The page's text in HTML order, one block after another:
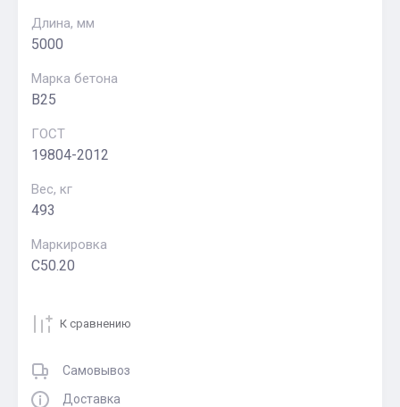
Длина, мм
5000
Марка бетона
В25
ГОСТ
19804-2012
Вес, кг
493
Маркировка
С50.20
К сравнению
Самовывоз
Доставка